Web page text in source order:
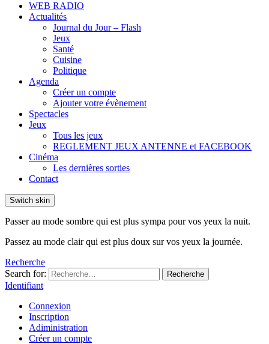
WEB RADIO
Actualités
Journal du Jour – Flash
Jeux
Santé
Cuisine
Politique
Agenda
Créer un compte
Ajouter votre évènement
Spectacles
Jeux
Tous les jeux
REGLEMENT JEUX ANTENNE et FACEBOOK
Cinéma
Les dernières sorties
Contact
Switch skin
Passer au mode sombre qui est plus sympa pour vos yeux la nuit.
Passez au mode clair qui est plus doux sur vos yeux la journée.
Recherche
Search for:
Recherche
Identifiant
Connexion
Inscription
Adiministration
Créer un compte